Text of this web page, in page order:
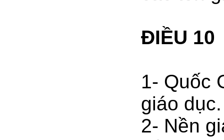
ĐIỀU 10
1- Quốc
giáo dục.
2- Nền